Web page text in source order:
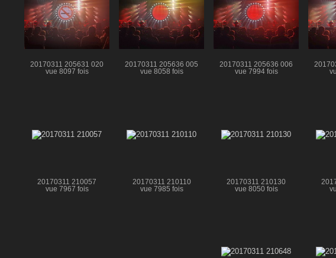
20170311 205631 020
vue 8097 fois
20170311 205636 005
vue 8058 fois
20170311 205636 006
vue 7994 fois
20170311 210057
vue 7967 fois
20170311 210110
vue 7985 fois
20170311 210130
vue 8050 fois